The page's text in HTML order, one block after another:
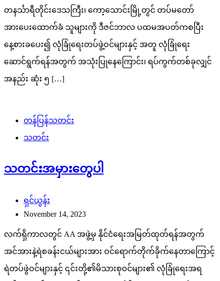
တနင်္သာရီတိုင်းဒေသကြီး၊ ကော့သောင်းမြို့တွင် တပ်မတော်
အားပေးထောက်ခံ သူများကို ဒီဇင်ဘာလ ပထမအပတ်ကစပြီး
နေ့စားခပေး၍ လုံခြုံရေးတပ်ဖွဲ့ဝင်များနှင့် အတူ လုံခြုံရေး
ဆောင်ရွက်ရန်အတွက် အသုံးပြုနေကြောင်း၊ ရပ်ကွက်တစ်ခုလျှင်
အနည်း ဆုံး ၅ […]
တန်ပြန်သတင်း
သတင်း
သတင်းအမှားတွေပါ
ရှင်ယွန်း
November 14, 2023
လက်ရှိကာလတွင် AA အဖွဲ့မှ နိုင်ငံရေးအမြတ်ထုတ်ရန်အတွက်
အင်အားနဲ့ရဲစခန်းငယ်များအား ဝင်ရောက်တိုက်ခိုက်နေတာကြောင့်
ရဲတပ်ဖွဲဝင်များနှင့် ၎င်းတို့၏မိသားစုဝင်များ၏ လုံခြုံရေးအရ